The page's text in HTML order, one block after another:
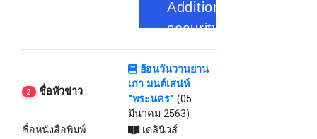
2 ชื่อหัวข่าว
ย้อนวันวานย่าน
เก่า มนต์เสน่ห์
"พระนคร" (05
มีนาคม 2563)
ชื่อหนังสือพิมพ์
เดลินิวส์